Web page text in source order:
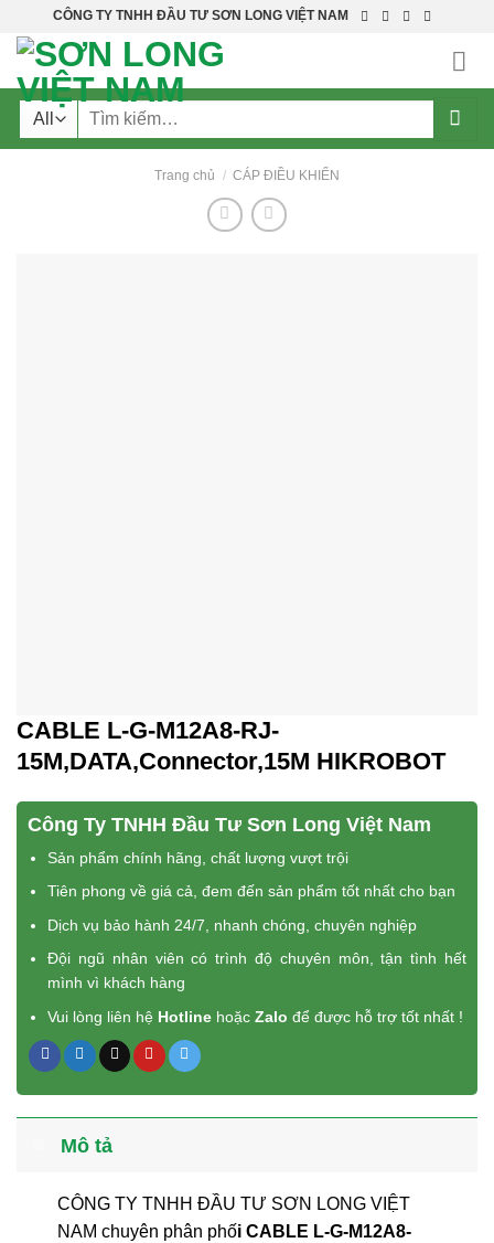
content
CÔNG TY TNHH ĐẦU TƯ SƠN LONG VIỆT NAM
Tìm
Trang chủ / CÁP ĐIỀU KHIỂN
CABLE L-G-M12A8-RJ-
15M,DATA,Connector,15M HIKROBOT
Công Ty TNHH Đầu Tư Sơn Long Việt Nam
Sản phẩm chính hãng, chất lượng vượt trội
Tiên phong về giá cả, đem đến sản phẩm tốt nhất cho bạn
Dịch vụ bảo hành 24/7, nhanh chóng, chuyên nghiệp
Đội ngũ nhân viên có trình độ chuyên môn, tận tình hết
mình vì khách hàng
Vui lòng liên hệ Hotline hoặcZalo để được hỗ trợ tốt nhất !
Mô tả
CÔNG TY TNHH ĐẦU TƯ SƠN LONG VIỆT
NAM chuyên phân phối CABLE L-G-M12A8-